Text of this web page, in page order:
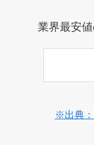
業界最安
※出典：